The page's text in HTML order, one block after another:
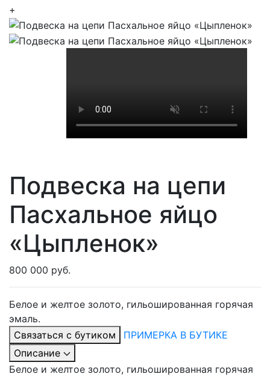
+
Подвеска на цепи
Пасхальное яйцо
«Цыпленок»
800 000 руб.
Белое и желтое золото, гильошированная горячая
эмаль.
Связаться с бутиком
ПРИМЕРКА В БУТИКЕ
Описание
Белое и желтое золото, гильошированная горячая